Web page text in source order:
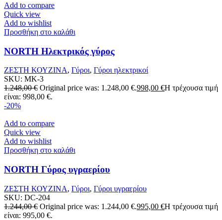
Add to compare
Quick view
Add to wishlist
Προσθήκη στο καλάθι
NORTH Ηλεκτρικός γύρος
ΖΕΣΤΗ ΚΟΥΖΙΝΑ, Γύροι, Γύροι ηλεκτρικοί
SKU: MK-3
1.248,00€ Original price was: 1.248,00 €.998,00 €Η τρέχουσα τιμή
είναι: 998,00 €.
-20%
Add to compare
Quick view
Add to wishlist
Προσθήκη στο καλάθι
NORTH Γύρος υγραερίου
ΖΕΣΤΗ ΚΟΥΖΙΝΑ, Γύροι, Γύροι υγραερίου
SKU: DC-204
1.244,00€ Original price was: 1.244,00 €.995,00 €Η τρέχουσα τιμή
είναι: 995,00 €.